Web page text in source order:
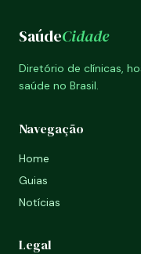
SaúdeCidade
Diretório de clínicas,
saúde no Brasil.
Navegação
Home
Guias
Notícias
Legal